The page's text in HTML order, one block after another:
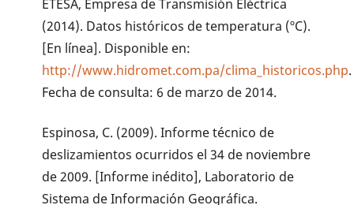
ETESA, Empresa de Transmisión Eléctrica
(2014). Datos históricos de temperatura (ºC).
[En línea]. Disponible en:
http://www.hidromet.com.pa/clima_historicos.php.
Fecha de consulta: 6 de marzo de 2014.
Espinosa, C. (2009). Informe técnico de
deslizamientos ocurridos el 34 de noviembre
de 2009. [Informe inédito], Laboratorio de
Sistema de Información Geográfica.